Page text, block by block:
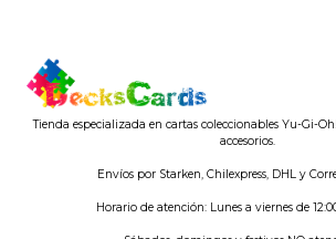
Tienda especializada en cartas coleccionables Yu-Gi-
accesorios.
Envíos por Starken, Chilexpress, DHL y
Horario de atención: Lunes a viernes de